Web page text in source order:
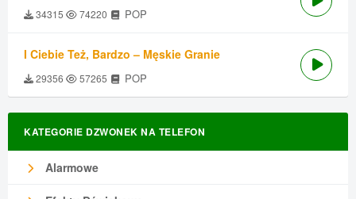
34315 74220 POP
I Ciebie Też, Bardzo – Męskie Granie
29356 57265 POP
KATEGORIE DZWONEK NA TELEFON
Alarmowe